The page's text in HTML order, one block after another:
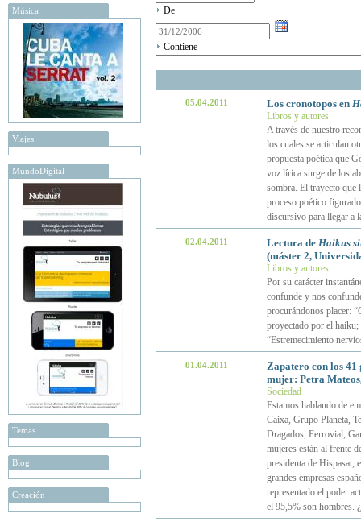
Música
Viajes
MundoDigital
Temas
Blog
Creación
De
Contiene
05.04.2011 Los cronotopos en
Libros y autores
A través de nuestro
los cuales se articulan
propuesta poética que
voz lírica surge de los
sombra. El trayecto que
proceso poético
discursivo para llegar a
02.04.2011 Lectura de Haikus
(máster 2,
Libros y autores
Por su carácter
confunde y nos
procurándonos placer:
proyectado por el haiku;
“Estremecimiento
01.04.2011
Zapatero con los 41
mujer: Petra
Sociedad
Estamos hablando de
Caixa, Grupo Planeta,
Dragados, Ferrovial,
mujeres están al frente
presidenta de Hispasat,
grandes empresas
representado el poder
el 95,5% son hombres.